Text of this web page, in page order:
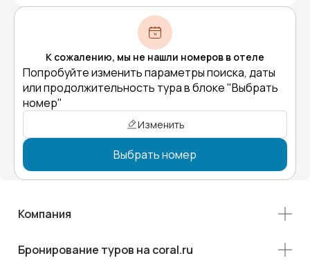
К сожалению, мы не нашли номеров в отеле
Попробуйте изменить параметры поиска, даты
или продолжительность тура в блоке "Выбрать
номер"
Изменить
Выбрать номер
Компания
Бронирование туров на coral.ru